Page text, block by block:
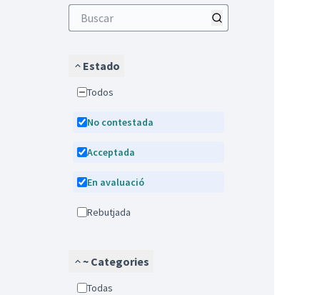
Estado
Todos
No contestada
Acceptada
En avaluació
Rebutjada
~ Categories
Todas